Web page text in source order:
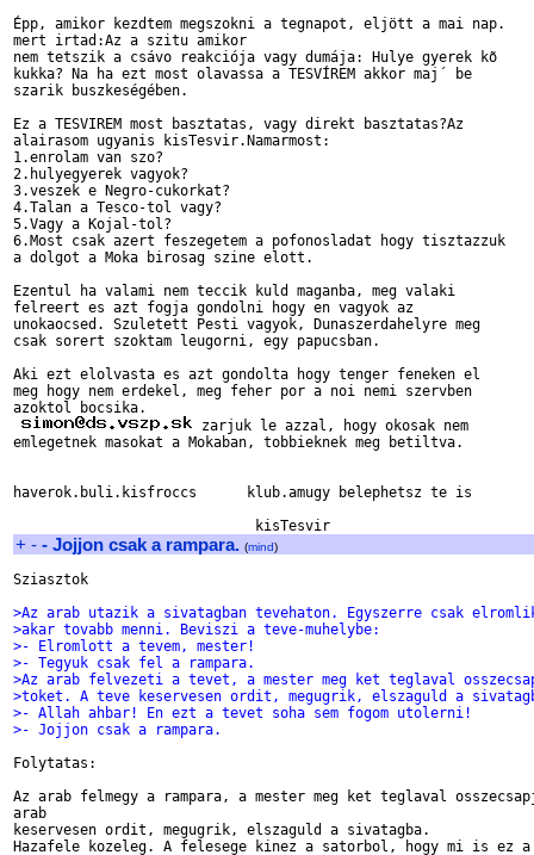
Épp, amikor kezdtem megszokni a tegnapot, eljött a mai nap.
mert irtad:Az a szitu amikor
nem tetszik a csávo reakciója vagy dumája: Hulye gyerek kõ
kukka? Na ha ezt most olavassa a TESVÍREM akkor maj´ be
szarik buszkeségében.
Ez a TESVIREM most basztatas, vagy direkt basztatas?Az
alairasom ugyanis kisTesvir.Namarmost:
1.enrolam van szo?
2.hulyegyerek vagyok?
3.veszek e Negro-cukorkat?
4.Talan a Tesco-tol vagy?
5.Vagy a Kojal-tol?
6.Most csak azert feszegetem a pofonosladat hogy tisztazzuk
a dolgot a Moka birosag szine elott.
Ezentul ha valami nem teccik kuld maganba, meg valaki
felreert es azt fogja gondolni hogy en vagyok az
unokaocsed. Szuletett Pesti vagyok, Dunaszerdahelyre meg
csak sorert szoktam leugorni, egy papucsban.
Aki ezt elolvasta es azt gondolta hogy tenger feneken el
meg hogy nem erdekel, meg feher por a noi nemi szervben
azoktol bocsika.
zarjuk le azzal, hogy okosak nem
emlegetnek masokat a Mokaban, tobbieknek meg betiltva.
haverok.buli.kisfroccs      klub.amugy belephetsz te is
+ - - Jojjon csak a rampara. (mind)
Sziasztok
>Az arab utazik a sivatagban tevehaton. Egyszerre csak
>akar tovabb menni. Beviszi a teve-muhelybe:
>- Elromlott a tevem, mester!
>- Tegyuk csak fel a rampara.
>Az arab felvezeti a tevet, a mester meg ket teglaval
>toket. A teve keservesen ordit, megugrik, elszaguld a
>- Allah ahbar! En ezt a tevet soha sem fogom utolerni!
>- Jojjon csak a rampara.
Folytatas:
Az arab felmegy a rampara, a mester meg ket teglaval
arab
keservesen ordit, megugrik, elszaguld a sivatagba.
Hazafele kozeleg. A felesege kinez a satorbol, hogy mi is ez